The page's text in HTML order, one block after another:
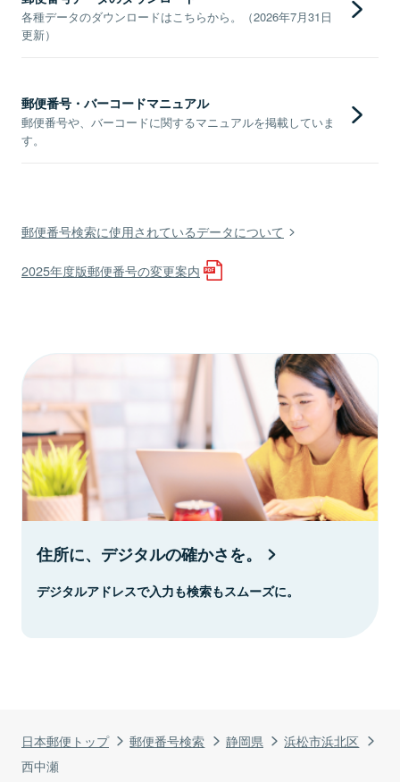
日本郵便トップ 郵便番号検索 静岡県
浜松市浜北区
西中瀬
各種データのダウンロードはこちらから。（2026年7月31日
更新）
郵便番号・バーコードマニュアル
郵便番号や、バーコードに関するマニュアルを掲載していま
す。
郵便番号検索に使用されているデータについて
2025年度版郵便番号の変更案内
住所に、デジタルの確かさを。
デジタルアドレスで入力も検索もスムーズに。